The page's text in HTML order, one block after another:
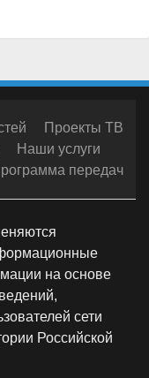
Проекты ТВ
Наши услуги
передач
на основе
сети
Российской